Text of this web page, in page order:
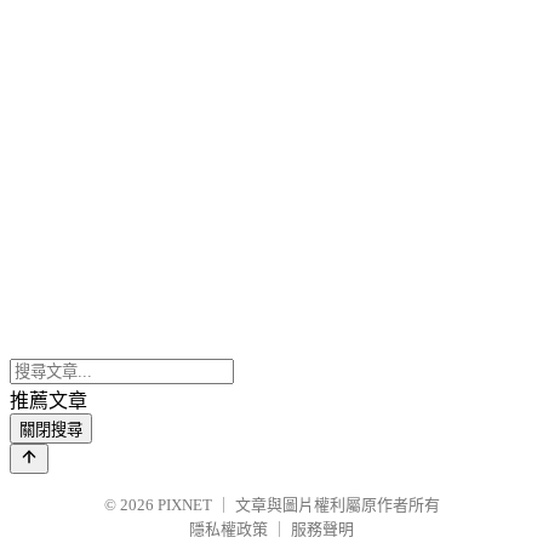
推薦文章
關閉搜尋
© 2026 PIXNET
文章與圖片權利屬原作者所有
隱私權政策
服務聲明